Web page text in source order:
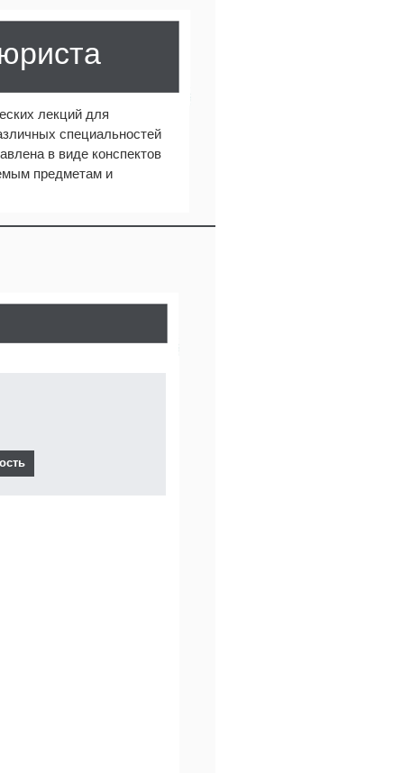
лекций для
специальностей
в виде конспектов
предметам и